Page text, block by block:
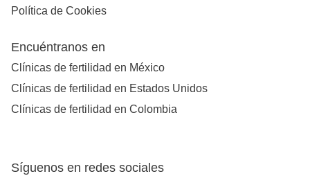
Política de Cookies
Encuéntranos en
Clínicas de fertilidad en México
Clínicas de fertilidad en Estados Unidos
Clínicas de fertilidad en Colombia
Síguenos en redes sociales